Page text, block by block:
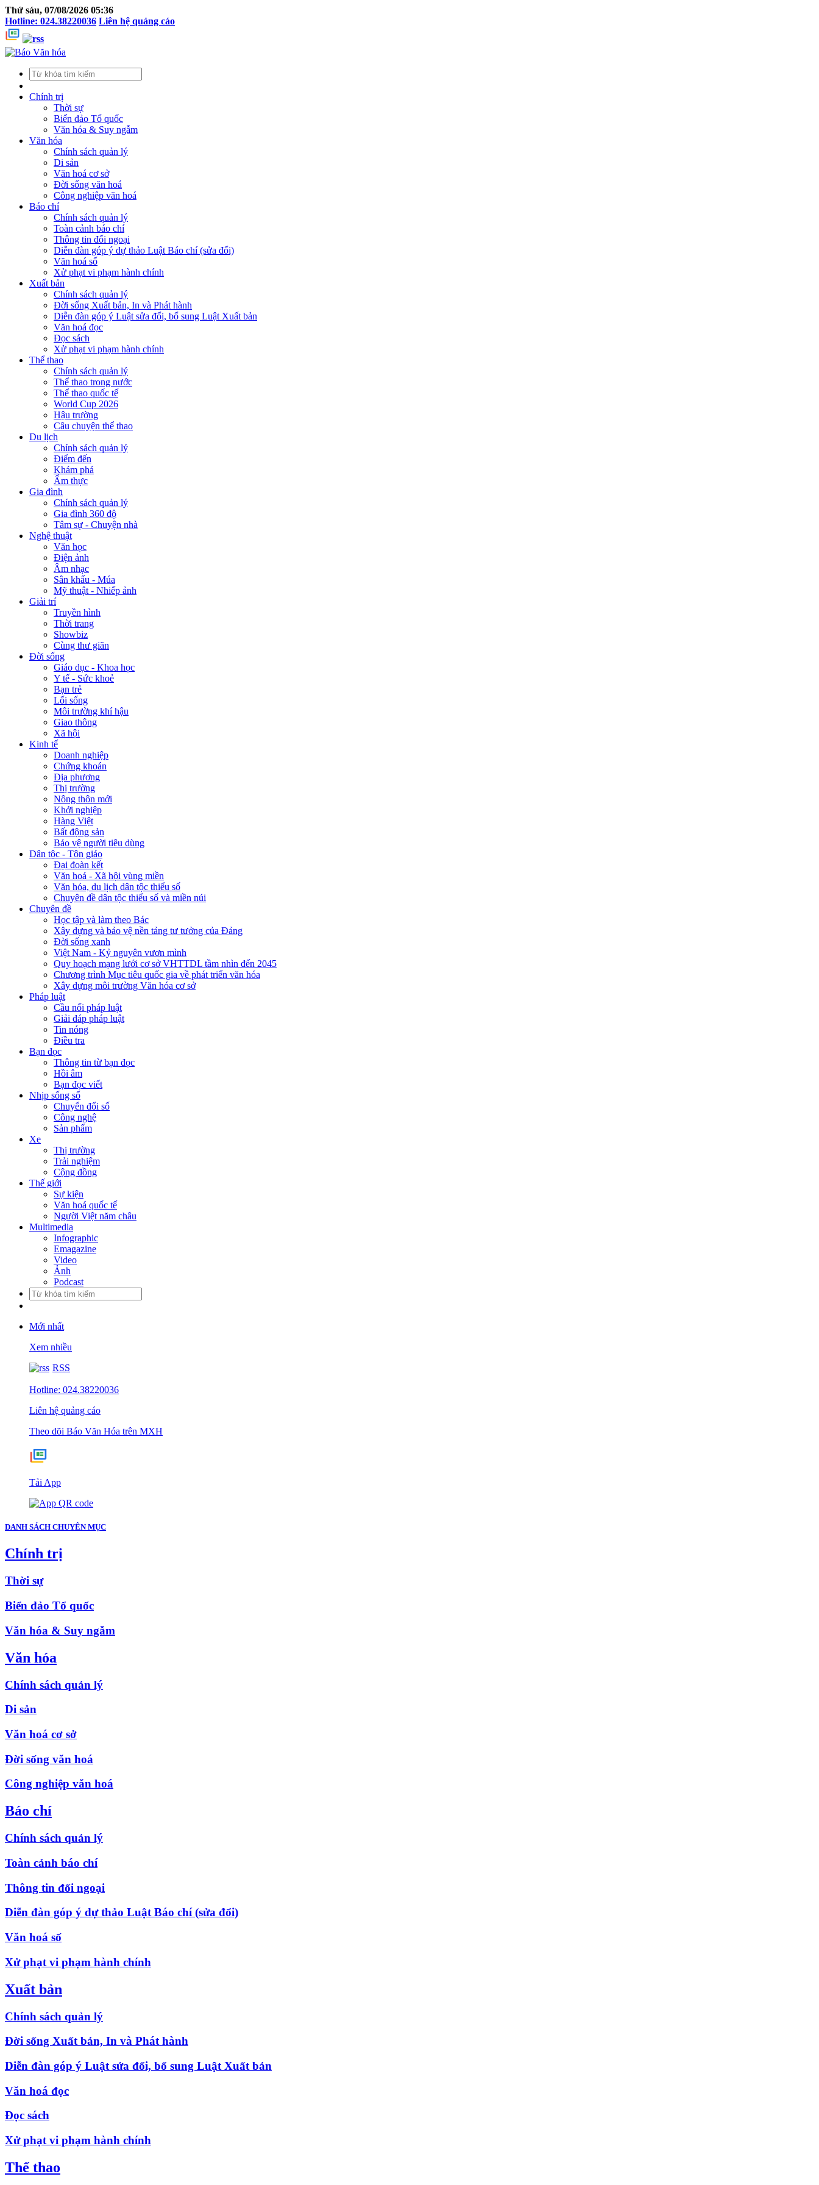
Thứ sáu, 07/08/2026 05:36
Hotline: 024.38220036 Liên hệ quảng cáo
Chính trị
Thời sự
Biển đảo Tổ quốc
Văn hóa & Suy ngẫm
Văn hóa
Chính sách quản lý
Di sản
Văn hoá cơ sở
Đời sống văn hoá
Công nghiệp văn hoá
Báo chí
Chính sách quản lý
Toàn cảnh báo chí
Thông tin đối ngoại
Diễn đàn góp ý dự thảo Luật Báo chí (sửa đổi)
Văn hoá số
Xử phạt vi phạm hành chính
Xuất bản
Chính sách quản lý
Đời sống Xuất bản, In và Phát hành
Diễn đàn góp ý Luật sửa đổi, bổ sung Luật Xuất bản
Văn hoá đọc
Đọc sách
Xử phạt vi phạm hành chính
Thể thao
Chính sách quản lý
Thể thao trong nước
Thể thao quốc tế
World Cup 2026
Hậu trường
Câu chuyện thể thao
Du lịch
Chính sách quản lý
Điểm đến
Khám phá
Ẩm thực
Gia đình
Chính sách quản lý
Gia đình 360 độ
Tâm sự - Chuyện nhà
Nghệ thuật
Văn học
Điện ảnh
Âm nhạc
Sân khấu - Múa
Mỹ thuật - Nhiếp ảnh
Giải trí
Truyền hình
Thời trang
Showbiz
Cùng thư giãn
Đời sống
Giáo dục - Khoa học
Y tế - Sức khoẻ
Bạn trẻ
Lối sống
Môi trường khí hậu
Giao thông
Xã hội
Kinh tế
Doanh nghiệp
Chứng khoán
Địa phương
Thị trường
Nông thôn mới
Khởi nghiệp
Hàng Việt
Bất động sản
Bảo vệ người tiêu dùng
Dân tộc - Tôn giáo
Đại đoàn kết
Văn hoá - Xã hội vùng miền
Văn hóa, du lịch dân tộc thiểu số
Chuyên đề dân tộc thiểu số và miền núi
Chuyên đề
Học tập và làm theo Bác
Xây dựng và bảo vệ nền tảng tư tưởng của Đảng
Đời sống xanh
Việt Nam - Kỷ nguyên vươn mình
Quy hoạch mạng lưới cơ sở VHTTDL tầm nhìn đến 2045
Chương trình Mục tiêu quốc gia về phát triển văn hóa
Xây dựng môi trường Văn hóa cơ sở
Pháp luật
Cầu nối pháp luật
Giải đáp pháp luật
Tin nóng
Điều tra
Bạn đọc
Thông tin từ bạn đọc
Hồi âm
Bạn đọc viết
Nhịp sống số
Chuyển đổi số
Công nghệ
Sản phẩm
Xe
Thị trường
Trải nghiệm
Cộng đồng
Thế giới
Sự kiện
Văn hoá quốc tế
Người Việt năm châu
Multimedia
Infographic
Emagazine
Video
Ảnh
Podcast
Mới nhất
Xem nhiều
RSS
Hotline: 024.38220036
Liên hệ quảng cáo
Theo dõi Báo Văn Hóa trên MXH
Tải App
DANH SÁCH CHUYÊN MỤC
Chính trị
Thời sự
Biển đảo Tổ quốc
Văn hóa & Suy ngẫm
Văn hóa
Chính sách quản lý
Di sản
Văn hoá cơ sở
Đời sống văn hoá
Công nghiệp văn hoá
Báo chí
Chính sách quản lý
Toàn cảnh báo chí
Thông tin đối ngoại
Diễn đàn góp ý dự thảo Luật Báo chí (sửa đổi)
Văn hoá số
Xử phạt vi phạm hành chính
Xuất bản
Chính sách quản lý
Đời sống Xuất bản, In và Phát hành
Diễn đàn góp ý Luật sửa đổi, bổ sung Luật Xuất bản
Văn hoá đọc
Đọc sách
Xử phạt vi phạm hành chính
Thể thao